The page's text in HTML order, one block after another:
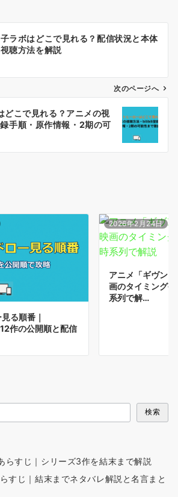
ラボはどこで見れる？配信状況と本体
聴方法を解説
次のページへ
どこで見れる？アニメの視
手順・原作情報・2期の可
る順番｜
作の公開順と配信
2026年2月24日
アニメ「ギヴン
画のタイミング
系列で解…
検索
らすじ｜シリーズ3作を結末まで解説
すじ｜結末までネタバレ解説と名言まと